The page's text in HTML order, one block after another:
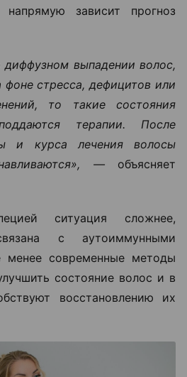
зависит прогноз
выпадении волос,
фоне стресса, дефицитов или
то такие состояния
терапии. После
и курса лечения волосы
—объясняет
ситуация сложнее,
с аутоиммунными
менее современные методы
состояние волос и в
восстановлению их